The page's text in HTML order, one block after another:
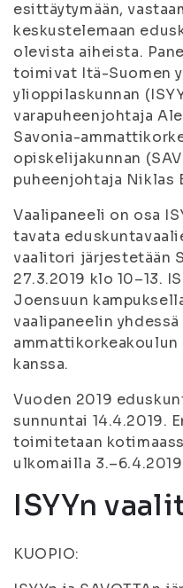
esittäytymään,
keskustelemaan
olevista aiheista.
toimivat Itä-Suomen
ylioppilaskunnan
varapuheenjohtaja
Savonia-
opiskelijakunnan
puheenjohtaja Niklas
Vaalipaneeli on osa
tavata
vaalitori järjestetään
27.3.2019 klo 10–13.
Joensuun
vaalipaneelin
ammattikorkeakoulun
kanssa.
Vuoden 2019
sunnuntai 14.4.2019.
toimitetaan
ulkomailla
ISYYn
KUOPIO: